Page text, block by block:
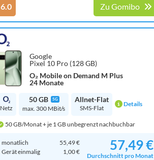
6.0 Zu Gomibo
Google
Pixel 10 Pro (128 GB)
O₂ Mobile on Demand M Plus
24 Monate
Netz
50 GB 5G
max. 300 MBit/s
Allnet-Flat
SMS-Flat Details
50 GB/Monat + je 1 GB unbegrenzt nachbuchbar
monatlich
55,49 €
Gerät einmalig
1,00 € 57,49 €
Durchschnitt pro Monat